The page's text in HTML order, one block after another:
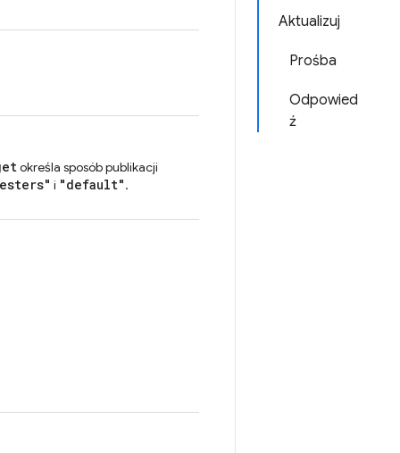
Aktualizuj
Prośba
Odpowied
ź
określa sposób publikacji
i "default".